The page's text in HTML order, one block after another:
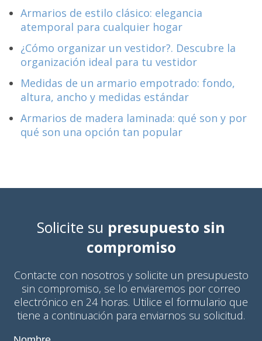
Armarios de estilo clásico: elegancia
atemporal para cualquier hogar
¿Cómo organizar un vestidor?. Descubre la
organización ideal para tu vestidor
Medidas de un armario empotrado: fondo,
altura, ancho y medidas estándar
Armarios de madera laminada: qué son y por
qué son una opción tan popular
Solicite su presupuesto sin
compromiso
Contacte con nosotros y solicite un presupuesto
sin compromiso, se lo enviaremos por correo
electrónico en 24 horas. Utilice el formulario que
tiene a continuación para enviarnos su solicitud.